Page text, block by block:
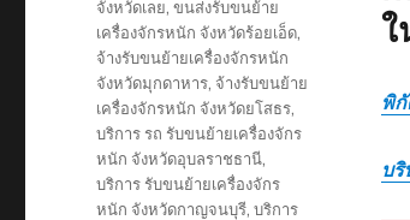
ใ
พิ
บ
จังหวัดเลย,ขนส่งรับขนย้าย
เครื่องจักรหนัก จังหวัดร้อยเอ็ด,
จ้างรับขนย้ายเครื่องจักรหนัก
จังหวัดมุกดาหาร, จ้างรับขนย้าย
เครื่องจักรหนัก จังหวัดยโสธร,
บริการ รถ รับขนย้ายเครื่องจักร
หนัก จังหวัดอุบลราชธานี,
บริการ รับขนย้ายเครื่องจักร
หนัก จังหวัดกาญจนบุรี,บริการ